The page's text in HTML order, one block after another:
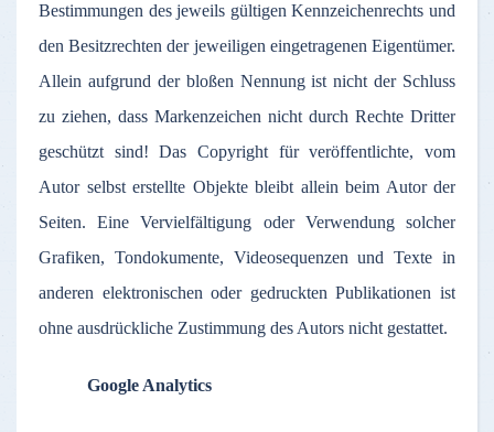
Bestimmungen des jeweils gültigen Kennzeichenrechts und
den Besitzrechten der jeweiligen eingetragenen Eigentümer.
Allein aufgrund der bloßen Nennung ist nicht der Schluss
zu ziehen, dass Markenzeichen nicht durch Rechte Dritter
geschützt sind! Das Copyright für veröffentlichte, vom
Autor selbst erstellte Objekte bleibt allein beim Autor der
Seiten. Eine Vervielfältigung oder Verwendung solcher
Grafiken, Tondokumente, Videosequenzen und Texte in
anderen elektronischen oder gedruckten Publikationen ist
ohne ausdrückliche Zustimmung des Autors nicht gestattet.
Google Analytics